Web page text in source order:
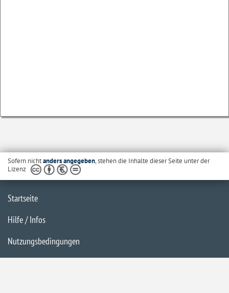
Sofern nichtanders angegeben, stehen die Inhalte dieser Seite unter der
Lizenz
Startseite
Hilfe / Infos
Nutzungsbedingungen